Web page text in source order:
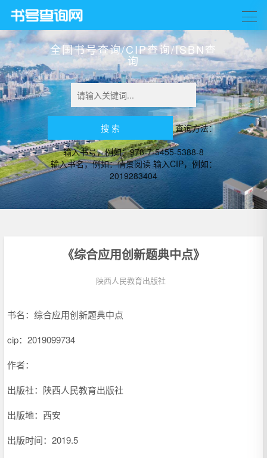
全国书号查询/CIP查询/ISBN查
询
查询方法：
输入书号，例如：978-7-5455-5388-8
输入书名，例如：情景阅读 输入CIP，例如：
2019283404
《综合应用创新题典中点》
陕西人民教育出版社
书名：综合应用创新题典中点
cip： 2019099734
作者：
出版社：陕西人民教育出版社
出版地：西安
出版时间：2019.5